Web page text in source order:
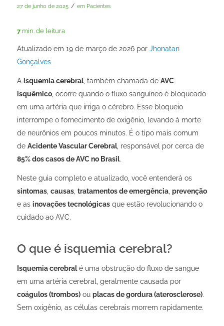
27 de junho de 2025 / em Pacientes
7 min. de leitura
Atualizado em 19 de março de 2026 por Jhonatan
Gonçalves
A isquemia cerebral, também chamada de AVC
isquêmico, ocorre quando o fluxo sanguíneo é bloqueado
em uma artéria que irriga o cérebro. Esse bloqueio
interrompe o fornecimento de oxigênio, levando à morte
de neurônios em poucos minutos. É o tipo mais comum
de Acidente Vascular Cerebral, responsável por cerca de
85% dos casos de AVC no Brasil.
Neste guia completo e atualizado, você entenderá os
sintomas, causas, tratamentos de emergência, prevenção
e as inovações tecnológicasque estão revolucionando o
cuidado ao AVC.
O que é isquemia cerebral?
Isquemia cerebralé uma obstrução do fluxo de sangue
em uma artéria cerebral, geralmente causada por
coágulos (trombos)ou placas de gordura (aterosclerose).
Sem oxigênio, as células cerebrais morrem rapidamente.